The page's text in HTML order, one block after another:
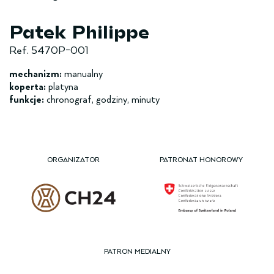
Patek Philippe
Ref. 5470P-001
mechanizm: manualny
koperta: platyna
funkcje: chronograf, godziny, minuty
ORGANIZATOR PATRONAT HONOROWY
PATRON MEDIALNY